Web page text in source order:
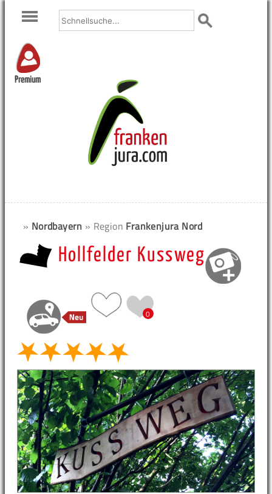
Premium
» Nordbayern » Region Frankenjura Nord
Hollfelder Kussweg
0